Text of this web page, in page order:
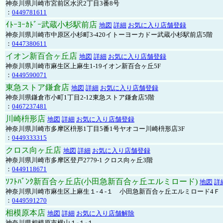
神奈川県川崎市宮前区水沢2丁目3番8号
： 0449781611
ｲﾄｰﾖｰｶﾄﾞｰ武蔵小杉駅前店 地図 詳細 お気に入り店舗登録
神奈川県川崎市中原区小杉町3-420イトーヨーカドー武蔵小杉駅前店5階
： 0447380611
イオン新百合ヶ丘店 地図 詳細 お気に入り店舗登録
神奈川県川崎市麻生区上麻生1-19イオン新百合ヶ丘5F
： 0449590071
東急ストア鎌倉店 地図 詳細 お気に入り店舗登録
神奈川県鎌倉市小町1丁目2-12東急ストア鎌倉店5階
： 0467237481
川崎枡形店 地図 詳細 お気に入り店舗登録
神奈川県川崎市多摩区枡形1丁目5番1号ヤオコー川崎枡形店3F
： 0449333315
クロス向ヶ丘店 地図 詳細 お気に入り店舗登録
神奈川県川崎市多摩区登戸2779-1 クロス向ヶ丘3階
： 0449118671
ｿﾌﾄﾊﾞﾝｸ新百合ヶ丘店(小田急新百合ヶ丘エルミロード) 地図 詳
神奈川県川崎市麻生区上麻生１-４-１ 小田急新百合ヶ丘エルミロード4Ｆ
： 0449591270
相模原本店 地図 詳細 お気に入り店舗解除